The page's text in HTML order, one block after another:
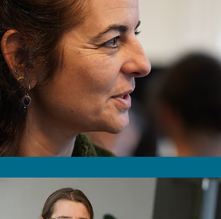
MICHAL ZELOUF
Eidg. FA Natur- und Umweltfachfrau
/ Geschäftsführerin
mz_architektur+design